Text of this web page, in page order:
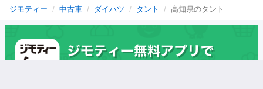
ジモティー 中古車 ダイハツ タント 高知県のタント